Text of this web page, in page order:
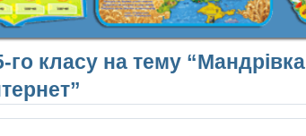
класу на тему “Мандрівка